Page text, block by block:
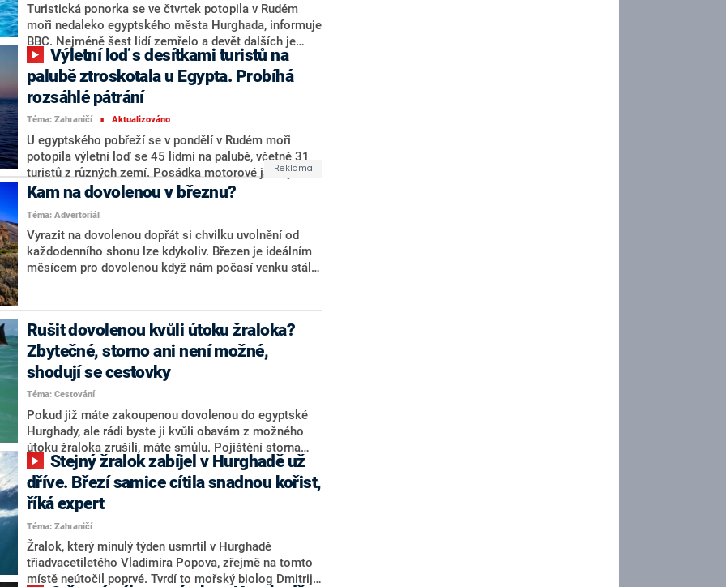
Turistická ponorka se ve čtvrtek potopila v Rudém
moři nedaleko egyptského města Hurghada, informuje
BBC. Nejméně šest lidí zemřelo a devět dalších je
zraněných. Dalších 39 turistů bylo zachráněno a nikdo
není pohřešován. Uvedla to agentura Reuters s
odvoláním na informace zveřejněné na oficiální
facebookové stránce Governorátu Rudé moře. Podle
jeho prohlášení byli turisté na palubě ponorky z Ruska,
Indie, Norska a Švédska. Všichni mrtví jsou Rusové.
palubě ztroskotala u Egypta. Probíhá
rozsáhlé pátrání
Téma: Zahraničí ■ Aktualizováno
U egyptského pobřeží se v pondělí v Rudém moři
potopila výletní loď se 45 lidmi na palubě, včetně 31
turistů z různých zemí. Posádka motorové jachty
vyslala časně ráno nouzový signál, poté s ní byl
17 osobách však záchranáři stále pátrají, oznámily
podle tiskových agentur místní úřady. České
ministerstvo zahraničí nemá informace o Češích, jichž
by se nehoda dotkla. Velké cestovní kanceláře
Kam na dovolenou v březnu?
Téma: Advertoriál
Vyrazit na dovolenou dopřát si chvilku uvolnění od
každodenního shonu lze kdykoliv. Březen je ideálním
měsícem pro dovolenou když nám počasí venku stále
Můžete se těšit na příjemně strávenné chvíle ve dvou,
s rodinou nebo přáteli v destinacích, kde se ohřejete a
užijete si dny plné pohody. Inspirujte se u nás proč a
kam cestovat na sklonku zimy.
Rušit dovolenou kvůli útoku žraloka?
Zbytečné, storno ani není možné,
shodují se cestovky
Téma: Cestování
Pokud již máte zakoupenou dovolenou do egyptské
Hurghady, ale rádi byste ji kvůli obavám z možného
útoku žraloka zrušili, máte smůlu. Pojištění storna
zájezdu se na takové události nevztahuje. Na dotaz
CNN Prima NEWS to uvedli zástupci českých
cestovních kanceláří a pojišťoven. Mimo jiné
zdůraznili, že se lidé nemají čeho obávat. Pláže v
hotelových resortech jsou hlídané plavčíky a většina
také disponuje ochrannými sítěmi a bójkami. Důležité
podle nich je dodržovat pravidla, která v daném
letovisku platí.
dříve. Březí samice cítila snadnou kořist,
říká expert
Téma: Zahraničí
Žralok, který minulý týden usmrtil v Hurghadě
třiadvacetiletého Vladimira Popova, zřejmě na tomto
místě neútočil poprvé. Tvrdí to mořský biolog Dmitrij